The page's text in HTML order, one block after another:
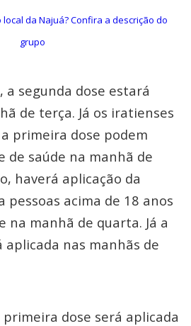
da Najuá? Confira a descrição do
grupo
a segunda dose estará
de terça. Já os iratienses
primeira dose podem
de saúde na manhã de
haverá aplicação da
pessoas acima de 18 anos
na manhã de quarta. Já a
aplicada nas manhãs de
primeira dose será aplicada